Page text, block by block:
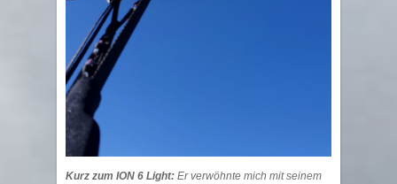
Kurz zum ION 6 Light: Er verwöhnte mich mit seinem